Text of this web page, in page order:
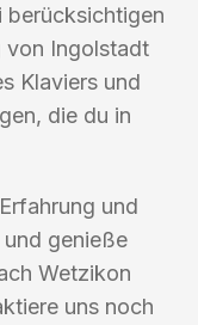
berücksichtigen
von Ingolstadt
Klaviers und
die du in
und
und genieße
Wetzikon
uns noch